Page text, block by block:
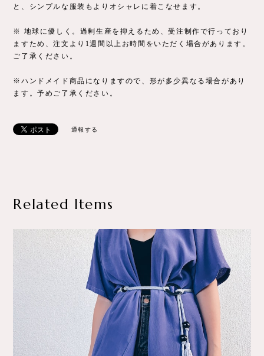
と、シンプルな服装もよりオシャレに着こなせます。
※ 地球に優しく。過剰生産を抑えるため、受注制作で行っており
ますため、注文より1週間以上お時間をいただく場合があります。
ご了承ください。
※ハンドメイド商品になりますので、形が多少異なる場合があり
ます。予めご了承ください。
通報する
Related Items